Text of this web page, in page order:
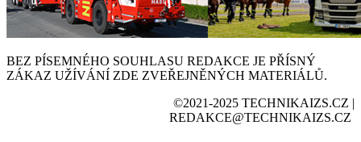
BEZ PÍSEMNÉHO SOUHLASU REDAKCE JE PŘÍSNÝ
ZÁKAZ UŽÍVÁNÍ ZDE ZVEŘEJNĚNÝCH MATERIÁLŮ.
©2021-2025 TECHNIKAIZS.CZ |
REDAKCE@TECHNIKAIZS.CZ